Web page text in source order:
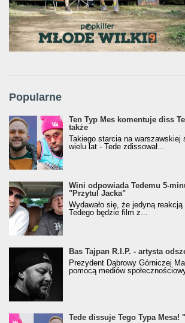
Popularne
Ten Typ Mes komentuje diss
także
Takiego starcia na warszawskiej
wielu lat - Tede zdissował...
Wini odpowiada Tedemu 5-
"Przytul Jacka"
Wydawało się, że jedyną
Tedego będzie film z...
Bas Tajpan R.I.P. - artysta
Prezydent Dąbrowy Górniczej
pomocą mediów
Tede dissuje Tego Typa Mesa!